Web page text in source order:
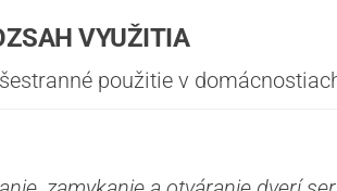
VYUŽITIA
použitie v